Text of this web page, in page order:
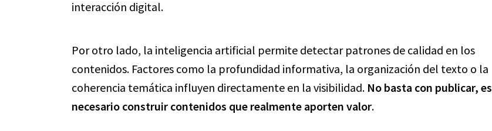
interacción digital.
Por otro lado, la inteligencia artificial permite detectar patrones de calidad en los
contenidos. Factores como la profundidad informativa, la organización del texto o la
coherencia temática influyen directamente en la visibilidad. No basta con publicar, es
necesario construir contenidos que realmente aporten valor.